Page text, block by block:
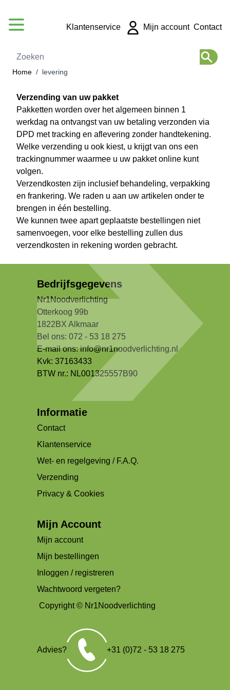
Zoeken
Klantenservice Mijn account Contact
Home / levering
Verzending van uw pakket
Pakketten worden over het algemeen binnen 1
werkdag na ontvangst van uw betaling verzonden via
DPD met tracking en aflevering zonder handtekening.
Welke verzending u ook kiest, u krijgt van ons een
trackingnummer waarmee u uw pakket online kunt
volgen.
Verzendkosten zijn inclusief behandeling, verpakking
en frankering. We raden u aan uw artikelen onder te
brengen in één bestelling.
We kunnen twee apart geplaatste bestellingen niet
samenvoegen, voor elke bestelling zullen dus
verzendkosten in rekening worden gebracht.
Bedrijfsgegevens
Nr1Noodverlichting
Otterkoog 99b
1822BX Alkmaar
Bel ons: 072 - 53 18 275
E-mail ons:info@nr1noodverlichting.nl
Kvk: 37163433
BTW nr.: NL001325557B90
Informatie
Contact
Klantenservice
Wet- en regelgeving / F.A.Q.
Verzending
Privacy & Cookies
Mijn Account
Mijn account
Mijn bestellingen
Inloggen / registreren
Wachtwoord vergeten?
Copyright © Nr1Noodverlichting
Advies? +31 (0)72 - 53 18 275